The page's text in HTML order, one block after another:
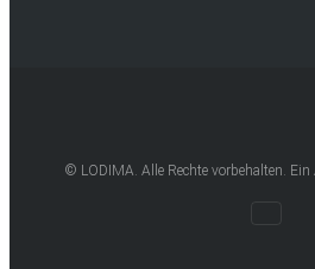
© LODIMA. Alle Rechte vorbehalten. Ein